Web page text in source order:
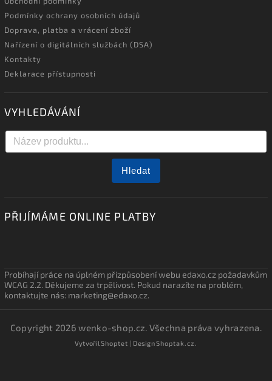
Podmínky ochrany osobních údajů
Doprava, platba a vrácení zboží
Nařízení o digitálních službách (DSA)
Kontakty
Deklarace přístupnosti
VYHLEDÁVÁNÍ
Hledat
PŘIJÍMÁME ONLINE PLATBY
Probíhají práce na úplném přizpůsobení webu edaxo.cz požadavkům
WCAG 2.2. Děkujeme za trpělivost. Pokud narazíte na problém,
kontaktujte nás: marketing@edaxo.cz.
Copyright 2026wenko-shop.cz. Všechna práva vyhrazena.
VytvořilShoptet | DesignShoptak.cz.